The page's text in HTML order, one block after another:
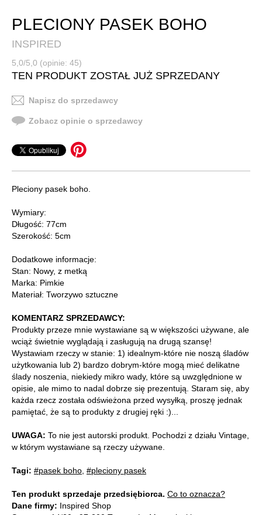
PLECIONY PASEK BOHO
INSPIRED
5,0/5,0 (opinie: 45)
TEN PRODUKT ZOSTAŁ JUŻ SPRZEDANY
Napisz do sprzedawcy
Zobacz opinie o sprzedawcy
Pleciony pasek boho.
Wymiary:
Długość: 77cm
Szerokość: 5cm
Dodatkowe informacje:
Stan: Nowy, z metką
Marka: Pimkie
Materiał: Tworzywo sztuczne
KOMENTARZ SPRZEDAWCY:
Produkty przeze mnie wystawiane są w większości używane, ale
wciąż świetnie wyglądają i zasługują na drugą szansę!
Wystawiam rzeczy w stanie: 1) idealnym-które nie noszą śladów
użytkowania lub 2) bardzo dobrym-które mogą mieć delikatne
ślady noszenia, niekiedy mikro wady, które są uwzględnione w
opisie, ale mimo to nadal dobrze się prezentują. Staram się, aby
każda rzecz została odświeżona przed wysyłką, proszę jednak
pamiętać, że są to produkty z drugiej ręki :)...
UWAGA: To nie jest autorski produkt. Pochodzi z działu Vintage,
w którym wystawiane są rzeczy używane.
Tagi: #pasek boho, #pleciony pasek
Ten produkt sprzedaje przedsiębiorca. Co to oznacza?
Dane firmy: Inspired Shop